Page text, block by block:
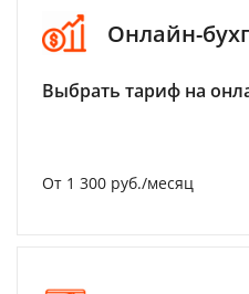
Онлайн-
Выбрать тариф на
От 1 300 руб./месяц